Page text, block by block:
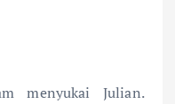
menyukai Julian.